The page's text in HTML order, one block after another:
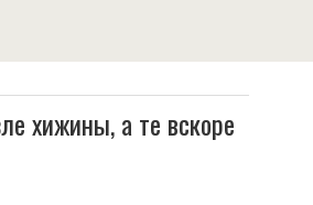
хижины, а те вскоре